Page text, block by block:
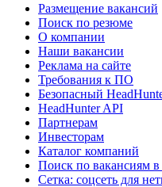
Размещение вакансий
Поиск по резюме
О компании
Наши вакансии
Реклама на сайте
Требования к ПО
Безопасный
HeadHunter API
Партнерам
Инвесторам
Каталог компаний
Поиск по вакансиям
Сетка: соцсеть для